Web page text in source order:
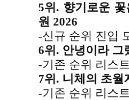
5위. 향기로운
원 2026
-신규 순위 진입
6위. 안녕이라 그
-기존 순위 리스
7위. 니체의 초월
-기존 순위 리스